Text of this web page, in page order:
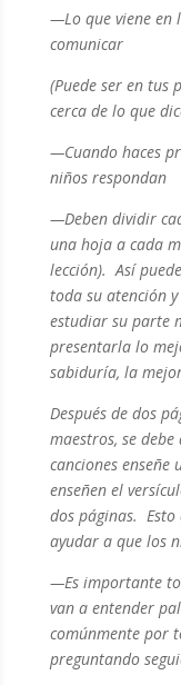
—Lo que viene en
comunicar
(Puede ser en tus
cerca de lo que
—Cuando haces
niños respondan
—Deben dividir
una hoja a cada
lección). Así
toda su atención
estudiar su parte
presentarla lo
sabiduría, la
Después de dos
maestros, se
canciones enseñe
enseñen el
dos páginas. Esto
ayudar a que los
—Es importante
van a entender
comúnmente por
preguntando